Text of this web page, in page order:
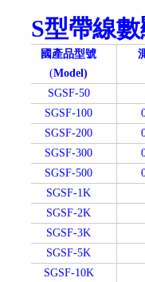
S型帶線
國產品型號
(Model)
SGSF-50
SGSF-100
SGSF-200
SGSF-300
SGSF-500
SGSF-1K
SGSF-2K
SGSF-3K
SGSF-5K
SGSF-10K